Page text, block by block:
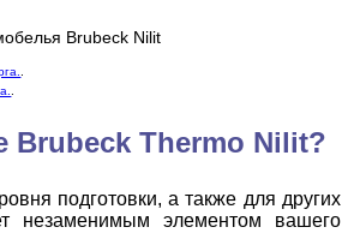
Brubeck Nilit
Brubeck Thermo Nilit?
подготовки, а также для других
незаменимым элементом вашего